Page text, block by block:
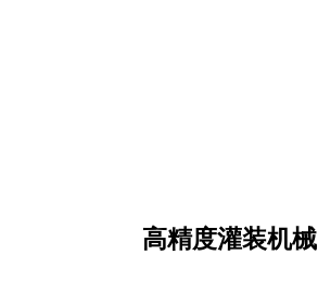
高精度灌装机械